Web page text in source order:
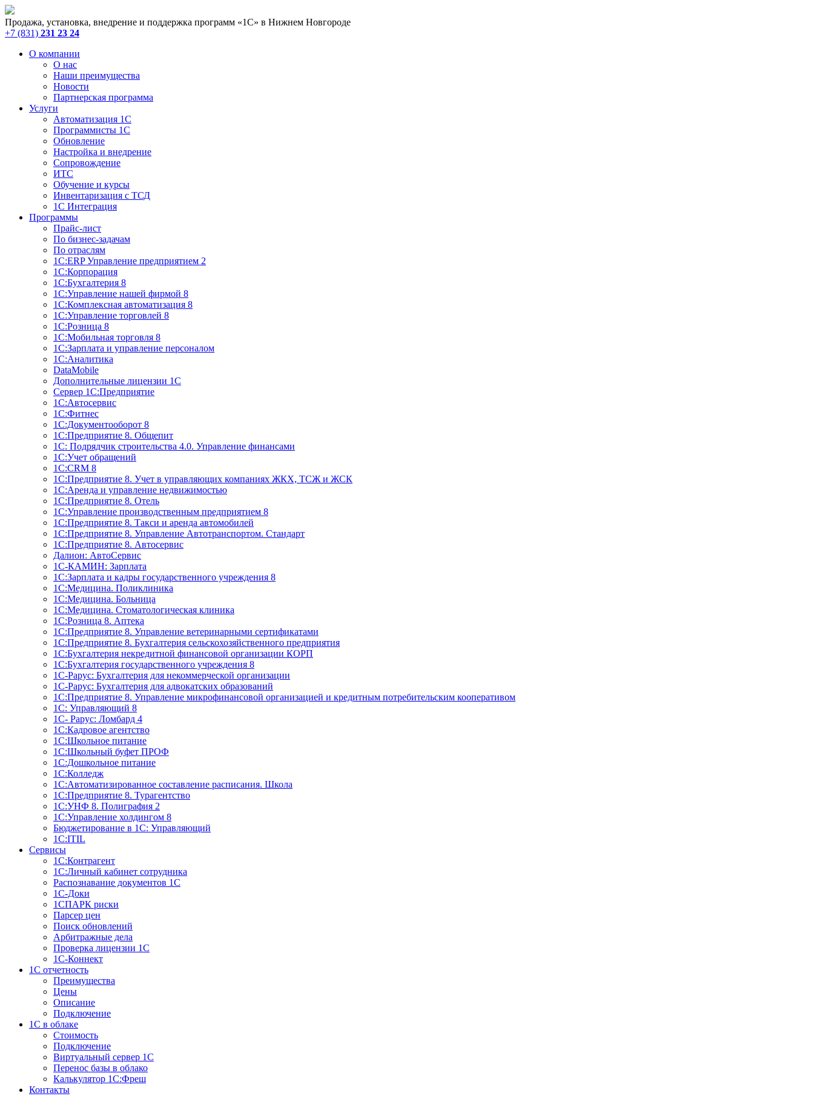
Продажа, установка, внедрение и поддержка программ «1С» в Нижнем Новгороде
+7 (831) 231 23 24
О компании
О нас
Наши преимущества
Новости
Партнерская программа
Услуги
Автоматизация 1С
Программисты 1С
Обновление
Настройка и внедрение
Сопровождение
ИТС
Обучение и курсы
Инвентаризация с ТСД
1С Интеграция
Программы
Прайс-лист
По бизнес-задачам
По отраслям
1C:ERP Управление предприятием 2
1С:Корпорация
1С:Бухгалтерия 8
1С:Управление нашей фирмой 8
1С:Комплексная автоматизация 8
1С:Управление торговлей 8
1С:Розница 8
1С:Мобильная торговля 8
1С:Зарплата и управление персоналом
1С:Аналитика
DataMobile
Дополнительные лицензии 1С
Сервер 1С:Предприятие
1С:Автосервис
1С:Фитнес
1С:Документооборот 8
1С:Предприятие 8. Общепит
1С: Подрядчик строительства 4.0. Управление финансами
1С:Учет обращений
1C:CRM 8
1С:Предприятие 8. Учет в управляющих компаниях ЖКХ, ТСЖ и ЖСК
1С:Аренда и управление недвижимостью
1С:Предприятие 8. Отель
1C:Управление производственным предприятием 8
1C:Предприятие 8. Такси и аренда автомобилей
1С:Предприятие 8. Управление Автотранспортом. Стандарт
1C:Предприятие 8. Автосервис
Далион: АвтоСервис
1С-КАМИН: Зарплата
1С:Зарплата и кадры государственного учреждения 8
1С:Медицина. Поликлиника
1С:Медицина. Больница
1С:Медицина. Стоматологическая клиника
1С:Розница 8. Аптека
1C:Предприятие 8. Управление ветеринарными сертификатами
1С:Предприятие 8. Бухгалтерия сельскохозяйственного предприятия
1C:Бухгалтерия некредитной финансовой организации КОРП
1С:Бухгалтерия государственного учреждения 8
1С-Рарус: Бухгалтерия для некоммерческой организации
1С-Рарус: Бухгалтерия для адвокатских образований
1С:Предприятие 8. Управление микрофинансовой организацией и кредитным потребительским кооперативом
1С: Управляющий 8
1С- Рарус: Ломбард 4
1С:Кадровое агентство
1С:Школьное питание
1С:Школьный буфет ПРОФ
1C:Дошкольное питание
1С:Колледж
1С:Автоматизированное составление расписания. Школа
1С:Предприятие 8. Турагентство
1С:УНФ 8. Полиграфия 2
1С:Управление холдингом 8
Бюджетирование в 1С: Управляющий
1С:ITIL
Сервисы
1C:Контрагент
1С:Личный кабинет сотрудника
Распознавание документов 1С
1С-Доки
1CПАРК риски
Парсер цен
Поиск обновлений
Арбитражные дела
Проверка лицензии 1С
1С-Коннект
1C отчетность
Преимущества
Цены
Описание
Подключение
1С в облаке
Стоимость
Подключение
Виртуальный сервер 1С
Перенос базы в облако
Калькулятор 1С:Фреш
Контакты